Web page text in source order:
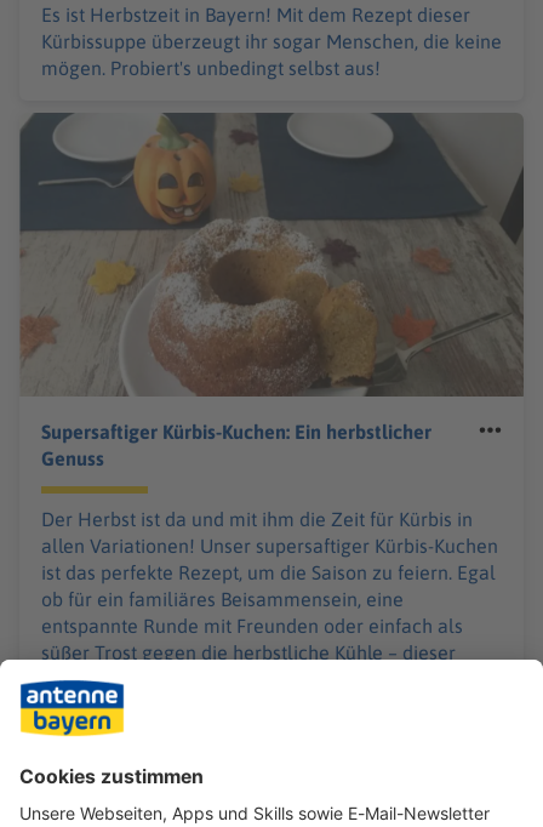
Es ist Herbstzeit in Bayern! Mit dem Rezept dieser
Kürbissuppe überzeugt ihr sogar Menschen, die keine
mögen. Probiert's unbedingt selbst aus!
Supersaftiger Kürbis-Kuchen: Ein herbstlicher
Genuss
Der Herbst ist da und mit ihm die Zeit für Kürbis in
allen Variationen! Unser supersaftiger Kürbis-Kuchen
ist das perfekte Rezept, um die Saison zu feiern. Egal
ob für ein familiäres Beisammensein, eine
entspannte Runde mit Freunden oder einfach als
süßer Trost gegen die herbstliche Kühle – dieser
Kuchen verspricht puren Genuss. Folge unserer
einfachen Schritt-für-Schritt-Anleitung und bringe ein
Stück Herbstzauber in deine Küche.